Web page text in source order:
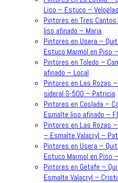
Liso – Estuco –
Pintores en Tres
liso afinado – Maria
Pintores en Usera –
Estuco Marmol en Piso
Pintores en Toledo –
afinado – Local
Pintores en Las Rozas
sideral S-500 – Patricia
Pintores en Coslada –
Esmalte liso afinado –
Pintores en Las Rozas
– Esmalte Valacryl –
Pintores en Usera –
Estuco Marmol en Piso
Pintores en Getafe –
Esmalte Valacryl –